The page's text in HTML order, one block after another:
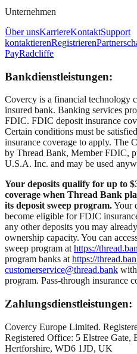
Unternehmen
Über unsKarriereKontaktSupport
kontaktierenRegistrieren
PayRadcliffe
Bankdienstleistungen:
Covercy is a financial technology
insured bank. Banking services
FDIC. FDIC deposit insurance
Certain conditions must be
insurance coverage to apply. The
by Thread Bank, Member FDIC,
U.S.A. Inc. and may be used
Your deposits qualify for up to
coverage when Thread Bank
its deposit sweep program.Your
become eligible for FDIC
any other deposits you may
ownership capacity. You can
sweep program at https://
program banks at https://
customerservice@thread.bank
program. Pass-through insurance
Zahlungsdienstleistungen:
Covercy Europe Limited.
Registered Office: 5 Elstree Gate,
Hertforshire, WD6 1JD, UK